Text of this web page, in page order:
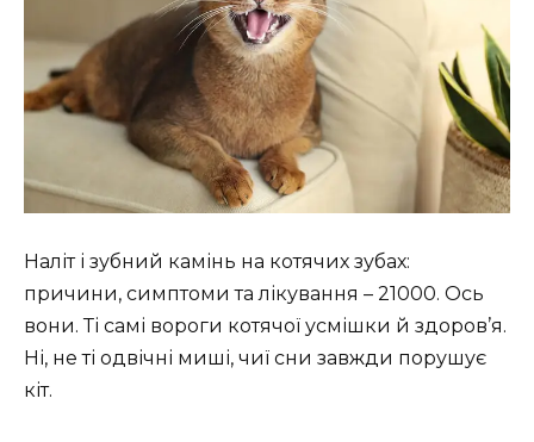
Наліт і зубний камінь на котячих зубах:
причини, симптоми та лікування – 21000. Ось
вони. Ті самі вороги котячої усмішки й здоров’я.
Ні, не ті одвічні миші, чиї сни завжди порушує
кіт.